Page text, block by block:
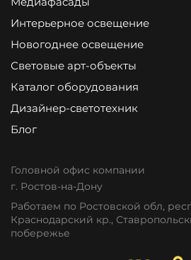
Интерьерное освещение
Новогоднее освещение
Световые арт-объекты
Каталог оборудования
Дизайнер-светотехник
Блог
Головной офис компании
г. Ростов-на-Дону
Работаем по Ростовской обл,
Краснодарский кр.,
побережье